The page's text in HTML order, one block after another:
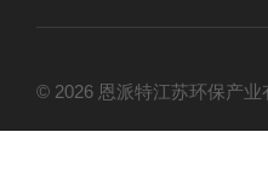
© 2026 恩派特江苏环保产